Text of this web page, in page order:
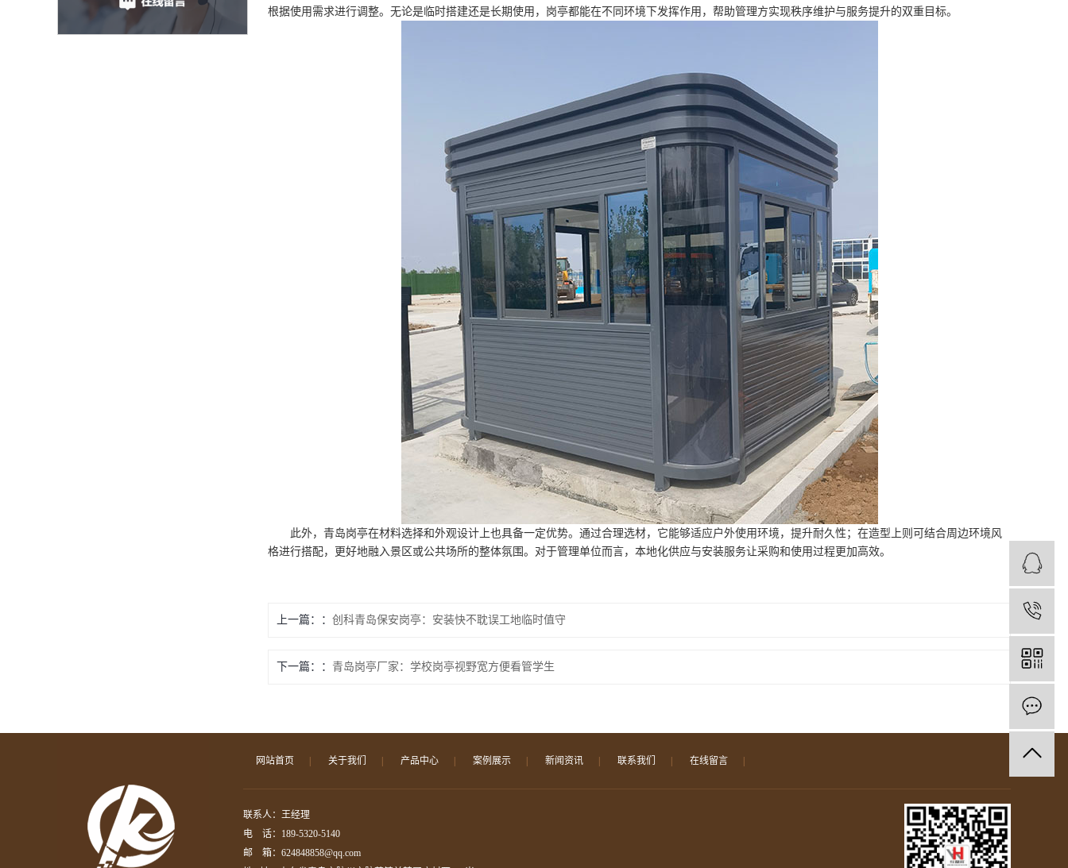
根据使用需求进行调整。无论是临时搭建还是长期使用，岗亭都能在不同环境下发挥作用，帮助管理方实现秩序维护与服务提升的双重目标。
此外，青岛岗亭在材料选择和外观设计上也具备一定优势。通过合理选材，它能够适应户外使用环境，提升耐久性；在造型上则可结合周边环境风
格进行搭配，更好地融入景区或公共场所的整体氛围。对于管理单位而言，本地化供应与安装服务让采购和使用过程更加高效。
上一篇： 创科青岛保安岗亭：安装快不耽误工地临时值守
下一篇： 青岛岗亭厂家：学校岗亭视野宽方便看管学生
网站首页 | 关于我们 | 产品中心 | 案例展示 | 新闻资讯 | 联系我们 | 在线留言 |
联系人：王经理
电 话：189-5320-5140
邮 箱：624848858@qq.com